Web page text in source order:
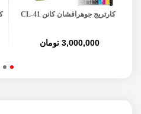
کارتریج جوهرافشان کانن CL-41
3,000,000 تومان